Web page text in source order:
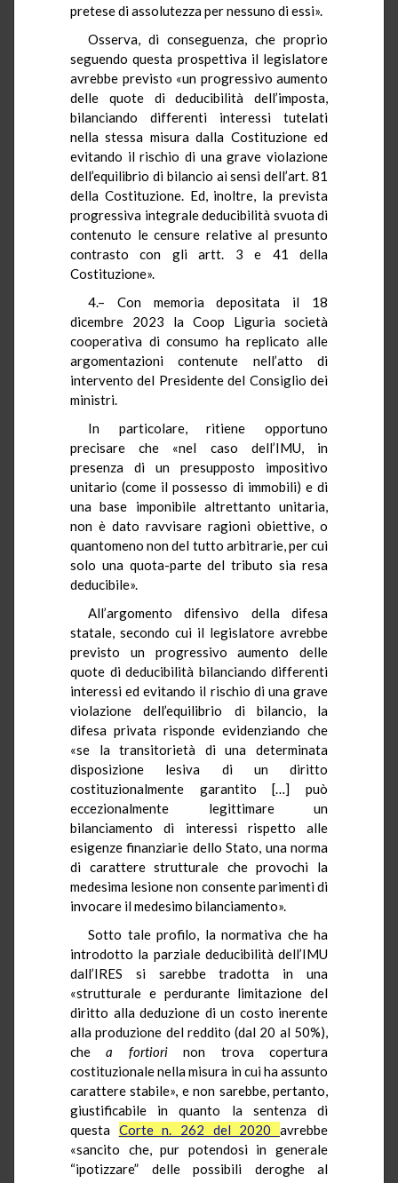
pretese di assolutezza per nessuno di essi».
Osserva, di conseguenza, che proprio
seguendo questa prospettiva il legislatore
avrebbe previsto «un progressivo aumento
delle quote di deducibilità dell’imposta,
bilanciando differenti interessi tutelati
nella stessa misura dalla Costituzione ed
evitando il rischio di una grave violazione
dell’equilibrio di bilancio ai sensi dell’art. 81
della Costituzione. Ed, inoltre, la prevista
progressiva integrale deducibilità svuota di
contenuto le censure relative al presunto
contrasto con gli artt. 3 e 41 della
Costituzione».
4.– Con memoria depositata il 18
dicembre 2023 la Coop Liguria società
cooperativa di consumo ha replicato alle
argomentazioni contenute nell’atto di
intervento del Presidente del Consiglio dei
ministri.
In particolare, ritiene opportuno
precisare che «nel caso dell’IMU, in
presenza di un presupposto impositivo
unitario (come il possesso di immobili) e di
una base imponibile altrettanto unitaria,
non è dato ravvisare ragioni obiettive, o
quantomeno non del tutto arbitrarie, per cui
solo una quota-parte del tributo sia resa
deducibile».
All’argomento difensivo della difesa
statale, secondo cui il legislatore avrebbe
previsto un progressivo aumento delle
quote di deducibilità bilanciando differenti
interessi ed evitando il rischio di una grave
violazione dell’equilibrio di bilancio, la
difesa privata risponde evidenziando che
«se la transitorietà di una determinata
disposizione lesiva di un diritto
costituzionalmente garantito […] può
eccezionalmente legittimare un
bilanciamento di interessi rispetto alle
esigenze finanziarie dello Stato, una norma
di carattere strutturale che provochi la
medesima lesione non consente parimenti di
invocare il medesimo bilanciamento».
Sotto tale profilo, la normativa che ha
introdotto la parziale deducibilità dell’IMU
dall’IRES si sarebbe tradotta in una
«strutturale e perdurante limitazione del
diritto alla deduzione di un costo inerente
alla produzione del reddito (dal 20 al 50%),
chea fortiorinon trova copertura
costituzionale nella misura in cui ha assunto
carattere stabile», e non sarebbe, pertanto,
giustificabile in quanto la sentenza di
questa Corte n. 262 del 2020avrebbe
«sancito che, pur potendosi in generale
“ipotizzare” delle possibili deroghe al